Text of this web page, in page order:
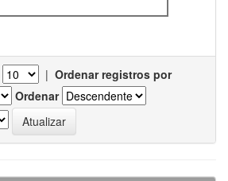
| Ordenar registros por
Ordenar